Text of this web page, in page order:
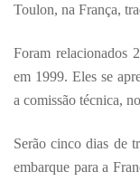
Toulon, na França,
Foram relacionados
em 1999. Eles se
a comissão técnica,
Serão cinco dias de
embarque para a